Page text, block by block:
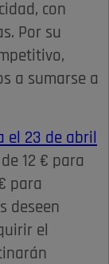
con
Por su
a sumarse a
el 23 de abril
12 € para
para
deseen
el